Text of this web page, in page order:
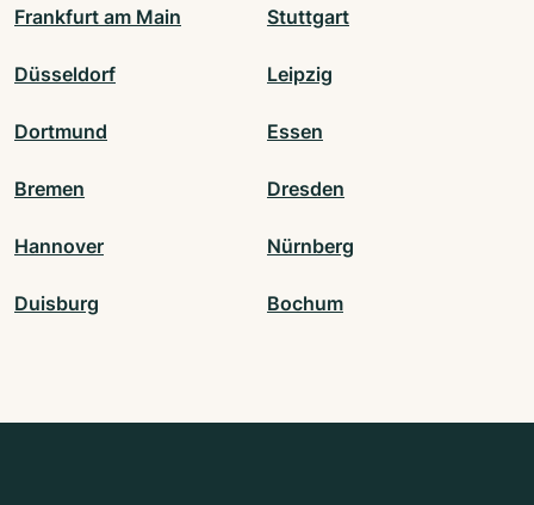
Frankfurt am Main Stuttgart
Düsseldorf Leipzig
Dortmund Essen
Bremen Dresden
Hannover Nürnberg
Duisburg Bochum